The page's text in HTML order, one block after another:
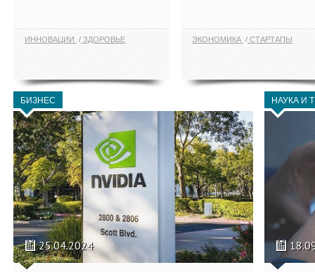
ИННОВАЦИИ ЗДОРОВЬЕ ЭКОНОМИКА СТАРТАПЫ
БИЗНЕС
25.04.2024
НАУКА И